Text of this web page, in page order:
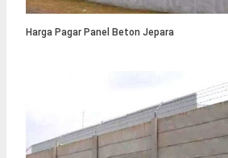
Harga Pagar Panel Beton Jepara